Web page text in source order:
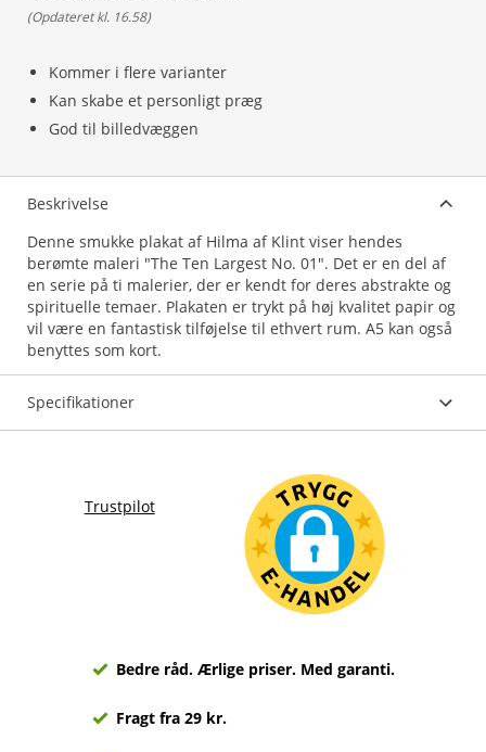
Kommer i flere varianter
Kan skabe et personligt præg
God til billedvæggen
(Opdateret kl. 16.58)
Beskrivelse
Denne smukke plakat af Hilma af Klint viser hendes
berømte maleri "The Ten Largest No. 01". Det er en del af
en serie på ti malerier, der er kendt for deres abstrakte og
spirituelle temaer. Plakaten er trykt på høj kvalitet papir og
vil være en fantastisk tilføjelse til ethvert rum. A5 kan også
benyttes som kort.
Specifikationer
Trustpilot
Bedre råd. Ærlige priser. Med garanti.
Fragt fra 29 kr.